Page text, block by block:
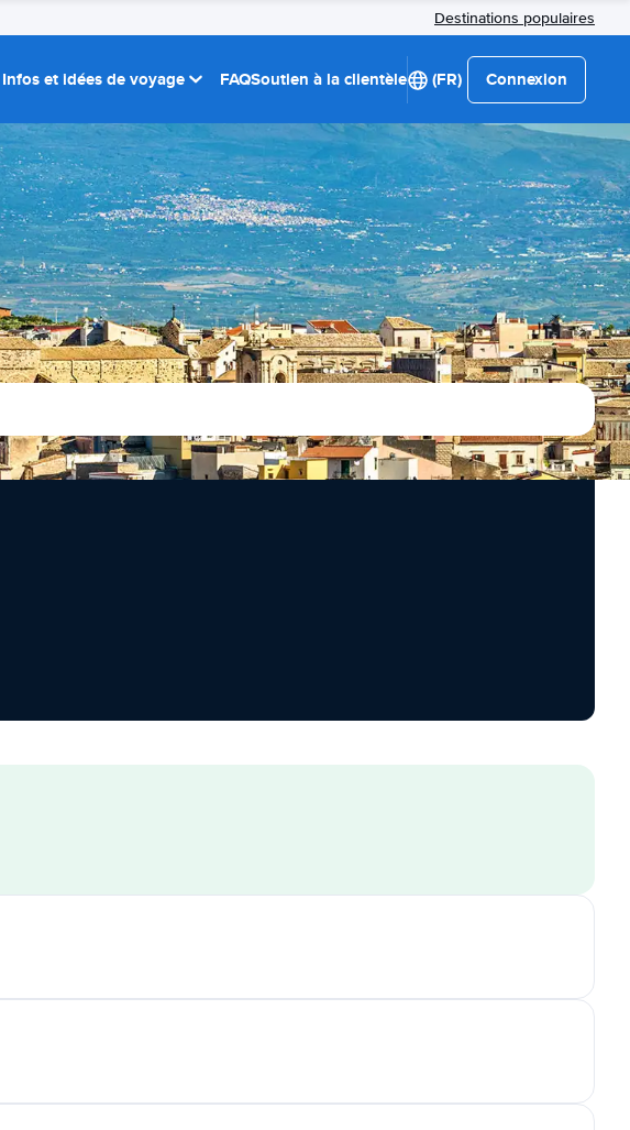
Destinations populaires
Infos et idées de voyage FAQSoutien à la clientèle (FR) Connexion